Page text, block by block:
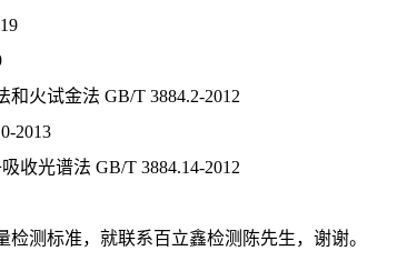
火试金法 GB/T 3884.2-2012
2013
收光谱法 GB/T 3884.14-2012
测标准，就联系百立鑫检测陈先生，谢谢。